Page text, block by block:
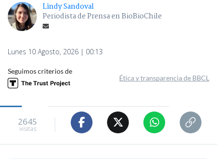
Lindy Sandoval
Periodista de Prensa en BioBioChile
Lunes 10 Agosto, 2026 | 00:13
Seguimos criterios de
Ética y transparencia de BBCL
2645
visitas